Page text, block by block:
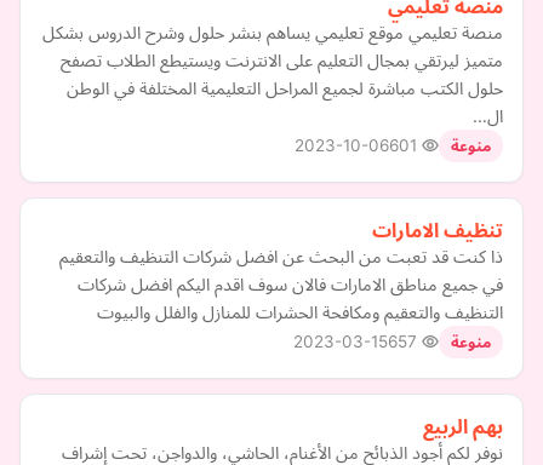
منصة تعليمي
منصة تعليمي موقع تعليمي يساهم بنشر حلول وشرح الدروس بشكل
متميز ليرتقي بمجال التعليم على الانترنت ويستيطع الطلاب تصفح
حلول الكتب مباشرة لجميع المراحل التعليمية المختلفة في الوطن
ال…
منوعة 2023-10-06
تنظيف الامارات
ذا كنت قد تعبت من البحث عن افضل شركات التنظيف والتعقيم
في جميع مناطق الامارات فالان سوف اقدم اليكم افضل شركات
التنظيف والتعقيم ومكافحة الحشرات للمنازل والفلل والبيوت
منوعة 2023-03-15
بهم الربيع
نوفر لكم أجود الذبائح من الأغنام، الحاشي، والدواجن، تحت إشراف